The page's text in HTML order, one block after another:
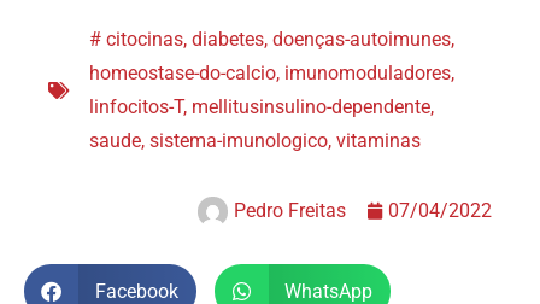
# citocinas, diabetes, doenças-autoimunes,
homeostase-do-calcio, imunomoduladores,
linfocitos-T, mellitusinsulino-dependente,
saude, sistema-imunologico, vitaminas
Pedro Freitas 07/04/2022
Facebook WhatsApp